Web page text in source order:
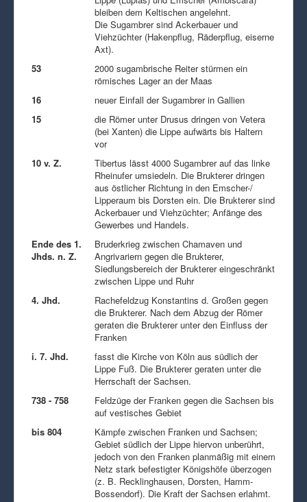
bleiben dem Keltischen angelehnt.
Die Sugambrer sind Ackerbauer und
Viehzüchter (Hakenpflug, Räderpflug, eiserne
Axt).
53
2000 sugambrische Reiter stürmen ein
römisches Lager an der Maas
16
neuer Einfall der Sugambrer in Gallien
15
die Römer unter Drusus dringen von Vetera
(bei Xanten) die Lippe aufwärts bis Haltern
vor
10 v. Z.
Tibertus lässt 4000 Sugambrer auf das linke
Rheinufer umsiedeln. Die Brukterer dringen
aus östlicher Richtung in den Emscher-/
Lipperaum bis Dorsten ein. Die Brukterer sind
Ackerbauer und Viehzüchter; Anfänge des
Gewerbes und Handels.
Ende des 1.
Jhds. n. Z.
Bruderkrieg zwischen Chamaven und
Angrivariern gegen die Brukterer,
Siedlungsbereich der Brukterer eingeschränkt
zwischen Lippe und Ruhr
4. Jhd.
Rachefeldzug Konstantins d. Großen gegen
die Brukterer. Nach dem Abzug der Römer
geraten die Brukterer unter den Einfluss der
Franken
i. 7. Jhd.
fasst die Kirche von Köln aus südlich der
Lippe Fuß. Die Brukterer geraten unter die
Herrschaft der Sachsen.
738 - 758
Feldzüge der Franken gegen die Sachsen bis
auf vestisches Gebiet
bis 804
Kämpfe zwischen Franken und Sachsen;
Gebiet südlich der Lippe hiervon unberührt,
jedoch von den Franken planmäßig mit einem
Netz stark befestigter Königshöfe überzogen
(z. B. Recklinghausen, Dorsten, Hamm-
Bossendorf). Die Kraft der Sachsen erlahmt.